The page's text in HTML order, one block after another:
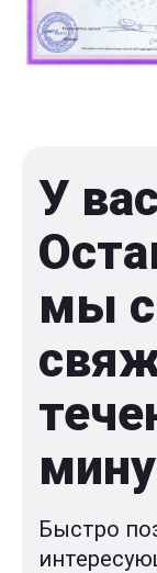
У
мы
Быстро